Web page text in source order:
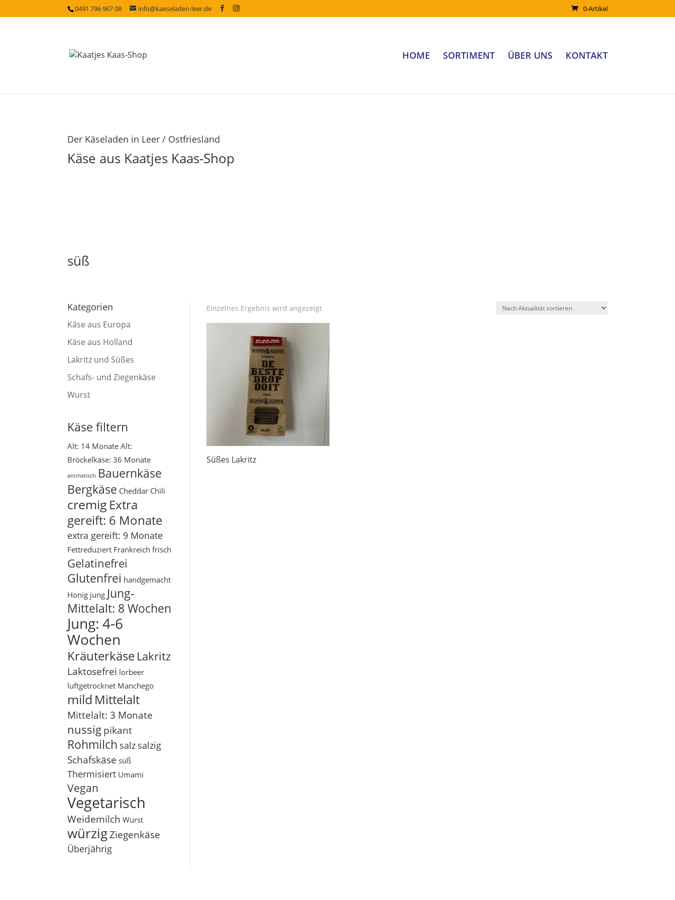
0491 796 967 08 info@kaeseladen-leer.de 0-Artikel
HOME SORTIMENT ÜBER UNS KONTAKT
Der Käseladen in Leer / Ostfriesland
Käse aus Kaatjes Kaas-Shop
süß
Kategorien
Käse aus Europa
Käse aus Holland
Lakritz und Süßes
Schafs- und Ziegenkäse
Wurst
Käse filtern
Alt: 14 Monate Alt:
Bröckelkäse: 36 Monate
aromatisch Bauernkäse
Bergkäse Cheddar Chili
cremig Extra
gereift: 6 Monate
extra gereift: 9 Monate
Fettreduziert Frankreich frisch
Gelatinefrei
Glutenfrei handgemacht
Honig jung Jung-
Mittelalt: 8 Wochen
Jung: 4-6
Wochen
Kräuterkäse Lakritz
Laktosefrei lorbeer
luftgetrocknet Manchego
mild Mittelalt
Mittelalt: 3 Monate
nussigpikant
Rohmilch salz salzig
Schafskäse süß
Thermisiert Umami
Vegan
Vegetarisch
Weidemilch Wurst
würzigZiegenkäse
Überjährig
Einzelnes Ergebnis wird angezeigt
Süßes Lakritz